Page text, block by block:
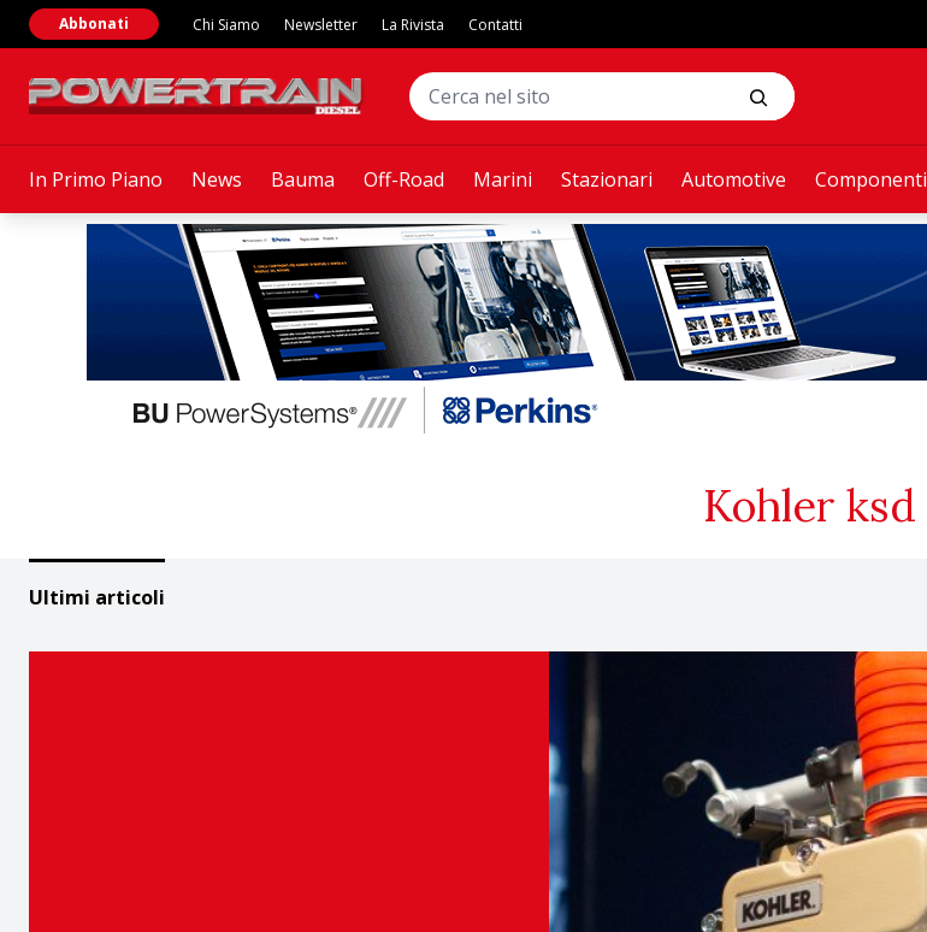
In Primo Piano News Bauma Off-Road Marini Stazionari Automotive Componenti
Abbonati Chi Siamo Newsletter La Rivista Contatti
Kohler ksd
Ultimi articoli